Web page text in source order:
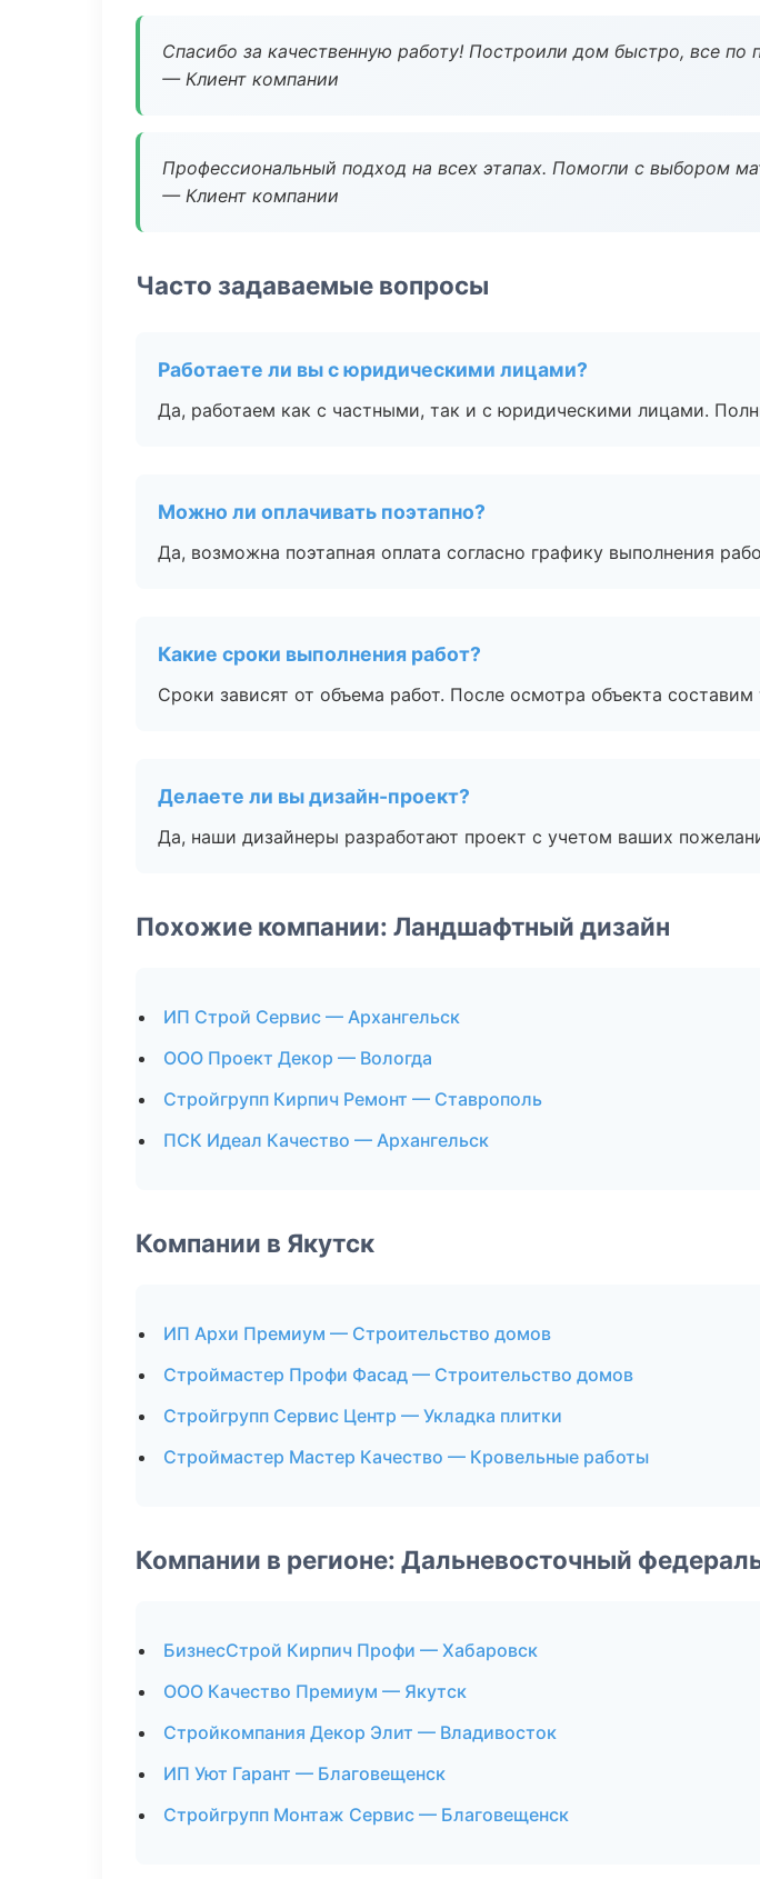
Спасибо за качественную работу! Построили дом быстро, все по
— Клиент компании
Профессиональный подход на всех этапах. Помогли с выбором
— Клиент компании
Часто задаваемые вопросы
Работаете ли вы с юридическими лицами?
Да, работаем как с частными, так и с юридическими лицами.
Можно ли оплачивать поэтапно?
Да, возможна поэтапная оплата согласно графику выполнения
Какие сроки выполнения работ?
Сроки зависят от объема работ. После осмотра объекта
Делаете ли вы дизайн-проект?
Да, наши дизайнеры разработают проект с учетом ваших
Похожие компании: Ландшафтный дизайн
ИП Строй Сервис — Архангельск
ООО Проект Декор — Вологда
Стройгрупп Кирпич Ремонт — Ставрополь
ПСК Идеал Качество — Архангельск
Компании в Якутск
ИП Архи Премиум — Строительство домов
Строймастер Профи Фасад — Строительство домов
Стройгрупп Сервис Центр — Укладка плитки
Строймастер Мастер Качество — Кровельные работы
Компании в регионе: Дальневосточный
БизнесСтрой Кирпич Профи — Хабаровск
ООО Качество Премиум — Якутск
Стройкомпания Декор Элит — Владивосток
ИП Уют Гарант — Благовещенск
Стройгрупп Монтаж Сервис — Благовещенск